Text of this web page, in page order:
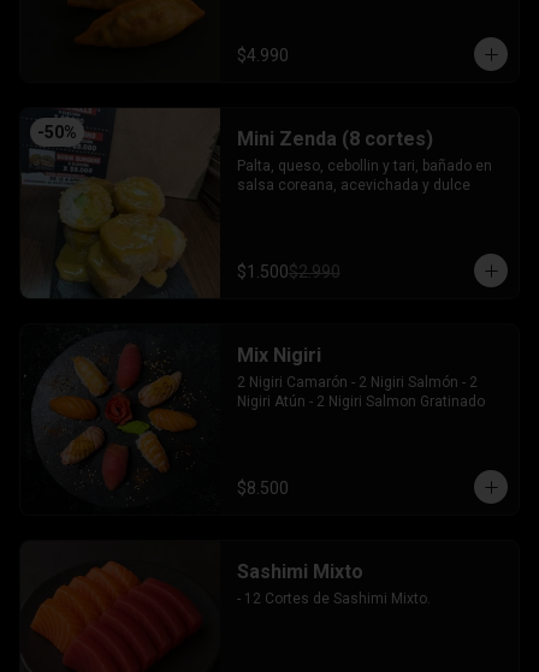
$4.990
-50% Mini Zenda (8 cortes)
Palta, queso, cebollin y tari, bañado en
salsa coreana, acevichada y dulce
$1.500$2.990
Mix Nigiri
2 Nigiri Camarón - 2 Nigiri Salmón - 2
Nigiri Atún - 2 Nigiri Salmon Gratinado
$8.500
Sashimi Mixto
- 12 Cortes de Sashimi Mixto.